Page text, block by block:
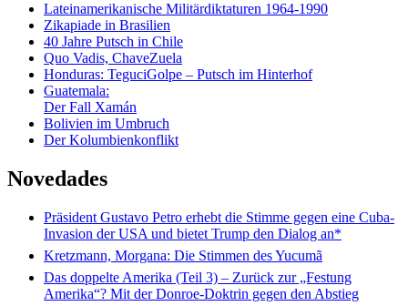
Lateinamerikanische Militärdiktaturen 1964-1990
Zikapiade in Brasilien
40 Jahre Putsch in Chile
Quo Vadis, ChaveZuela
Honduras: TeguciGolpe – Putsch im Hinterhof
Guatemala:
Der Fall Xamán
Bolivien im Umbruch
Der Kolumbienkonflikt
Novedades
Präsident Gustavo Petro erhebt die Stimme gegen eine Cuba-
Invasion der USA und bietet Trump den Dialog an*
Kretzmann, Morgana: Die Stimmen des Yucumã
Das doppelte Amerika (Teil 3) – Zurück zur „Festung
Amerika“? Mit der Donroe-Doktrin gegen den Abstieg